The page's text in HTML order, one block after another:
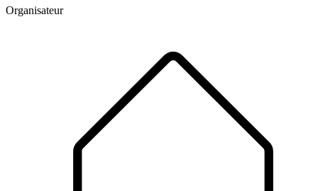
Organisateur